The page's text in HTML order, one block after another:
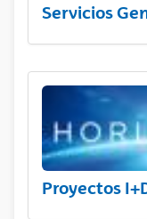
Servicios
Proyectos